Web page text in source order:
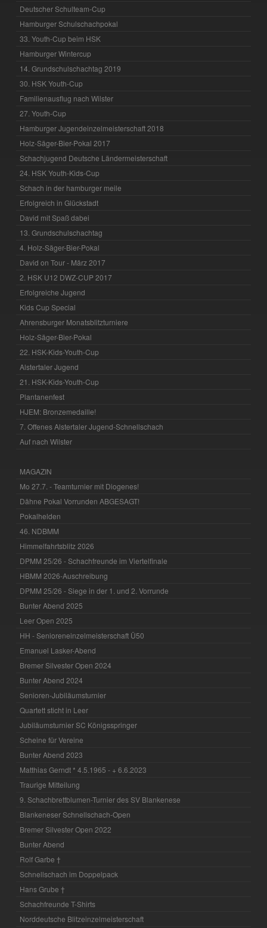
Deutscher Schulteam-Cup
Hamburger Schulschachpokal
33. Youth-Cup beim HSK
Hamburger Wintercup
14. Grundschulschachtag 2019
30. HSK Youth-Cup
Familienausflug nach Wilster
27. Youth-Cup
Hamburger Jugendeinzelmeisterschaft 2018
Holz-Säger-Bier-Pokal 2017
Schachjugend Deutsche Ländermeisterschaft
24. HSK Youth-Kids-Cup
Schach in der hamburger meile
Erfolgreich in Glückstadt
David mit Spaß dabei
13. Grundschulschachtag
4. Holz-Säger-Bier-Pokal
David on Tour - März 2017
2. HSK U12 DWZ-CUP 2017
Erfolgreiche Jugend
Kids Cup Special
Ahrensburger Monatsblitzturniere
Holz-Säger-Bier-Pokal
22. HSK-Kids-Youth-Cup
Alstertaler Jugend
21. HSK-Kids-Youth-Cup
Plantanenfest
HJEM: Bronzemedaille!
7. Offenes Alstertaler Jugend-Schnellschach
Auf nach Wilster
MAGAZIN
Mo 27.7. - Teamturnier mit Diogenes!
Dähne Pokal Vorrunden ABGESAGT!
Pokalhelden
46. NDBMM
Himmelfahrtsblitz 2026
DPMM 25/26 - Schachfreunde im Viertelfinale
HBMM 2026-Auschreibung
DPMM 25/26 - Siege in der 1. und 2. Vorrunde
Bunter Abend 2025
Leer Open 2025
HH - Senioreneinzelmeisterschaft Ü50
Emanuel Lasker-Abend
Bremer Silvester Open 2024
Bunter Abend 2024
Senioren-Jubiläumsturnier
Quartett sticht in Leer
Jubiläumsturnier SC Königsspringer
Scheine für Vereine
Bunter Abend 2023
Matthias Gerndt * 4.5.1965 - + 6.6.2023
Traurige Mitteilung
9. Schachbrettblumen-Turnier des SV Blankenese
Blankeneser Schnellschach-Open
Bremer Silvester Open 2022
Bunter Abend
Rolf Garbe †
Schnellschach im Doppelpack
Hans Grube †
Schachfreunde T-Shirts
Norddeutsche Blitzeinzelmeisterschaft